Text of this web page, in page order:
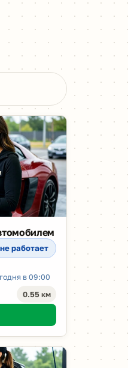
работает
в 09:00
0.55 км